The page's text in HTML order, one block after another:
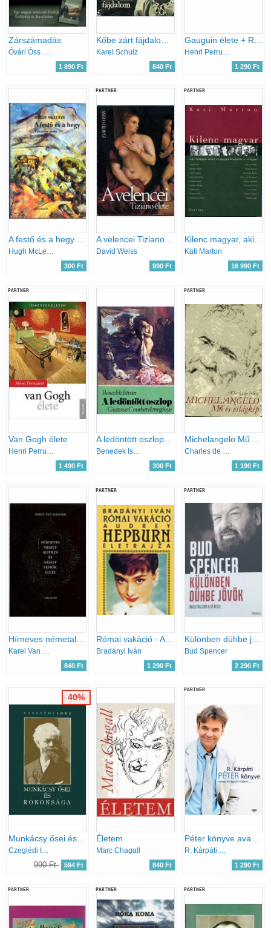
Zárszámadás
Óvári Óss Enikő
1 890 Ft
Karel Schulz
840 Ft
Henri Perruchot
1 290 Ft
A festő és a hegy (Cézanne élete)
Hugh McLeave
300 Ft
PARTNER
A velencei Tiziano élete
David Weiss
990 Ft
PARTNER
Kilenc magyar, aki világgá ment és megváltoztatta a világot
Kati Marton
16 990 Ft
PARTNER
Van Gogh élete
Henri Perruchot
1 490 Ft
Benedek István
300 Ft
PARTNER
Charles de Tolnay
1 190 Ft
840 Ft
PARTNER
Bradányi Iván
1 290 Ft
PARTNER
Különben dühbe jövök - Önéletrajz
Bud Spencer
2 290 Ft
Munkácsy ősei és rokonsága
Czeglédi Imre
990 Ft 594 Ft
40%
Életem
Marc Chagall
840 Ft
PARTNER
Péter könyve avagy ahogy én láttam…
R. Kárpáti Péter
1 290 Ft
PARTNER PARTNER PARTNER